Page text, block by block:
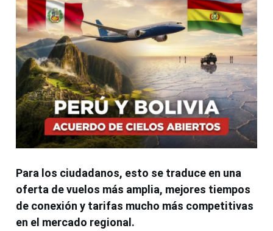
Para los ciudadanos, esto se traduce en una
oferta de vuelos más amplia, mejores tiempos
de conexión y tarifas mucho más competitivas
en el mercado regional.